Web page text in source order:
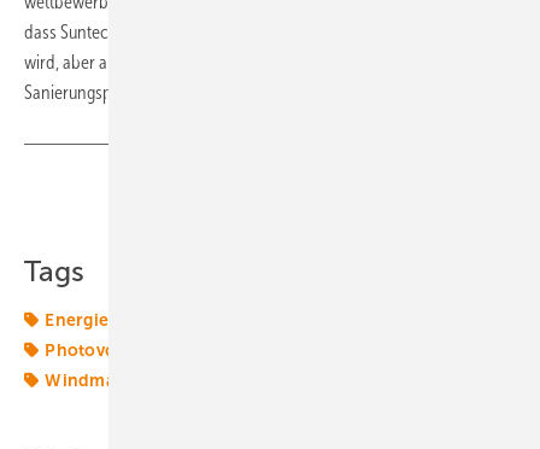
dass Suntech in Zukunft geringere Produktionskapazitäten vorhalten
wird, aber auch mit wesentlich weniger Schulden aus dem
Sanierungsprozess hervorgehen werde. (Sven Ullrich)
Tags
Energiemarkt
Photovoltaik
Windmarkt